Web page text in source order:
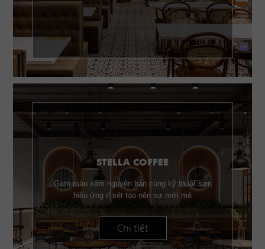
STELLA COFFEE
Gam màu xám nguyên bản cùng kỹ thuật sơn
hiệu ứng rỉ sét tạo nên sự mới mẻ
Chi tiết